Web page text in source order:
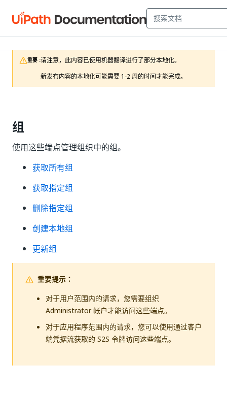
重要 :请注意，此内容已使用机器翻译进行了部分本地化。
新发布内容的本地化可能需要 1-2 周的时间才能完成。
组
使用这些端点管理组织中的组。
获取所有组
获取指定组
删除指定组
创建本地组
更新组
重要提示：
对于用户范围内的请求，您需要组织
Administrator 帐户才能访问这些端点。
对于应用程序范围内的请求，您可以使用通过客户
端凭据流获取的 S2S 令牌访问这些端点。